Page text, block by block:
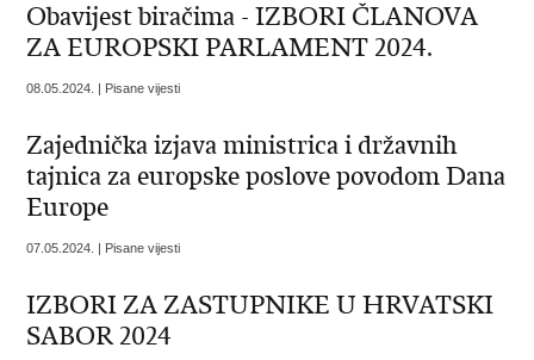
Obavijest biračima - IZBORI ČLANOVA
ZA EUROPSKI PARLAMENT 2024.
08.05.2024. | Pisane vijesti
Zajednička izjava ministrica i državnih
tajnica za europske poslove povodom Dana
Europe
07.05.2024. | Pisane vijesti
IZBORI ZA ZASTUPNIKE U HRVATSKI
SABOR 2024